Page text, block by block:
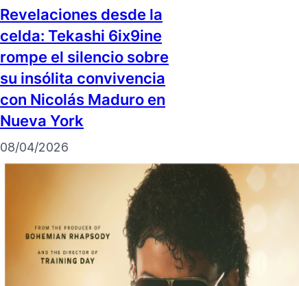
Revelaciones desde la
celda: Tekashi 6ix9ine
rompe el silencio sobre
su insólita convivencia
con Nicolás Maduro en
Nueva York
08/04/2026